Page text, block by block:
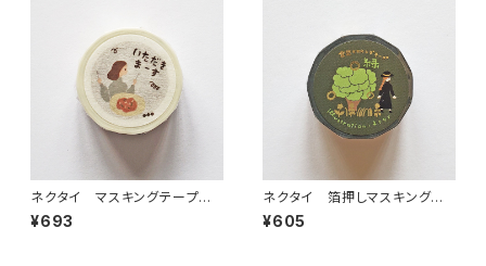
ネクタイ マスキングテープ
いただきまーす
¥693
ネクタイ 箔押しマスキングテ
ープ 緑
¥605